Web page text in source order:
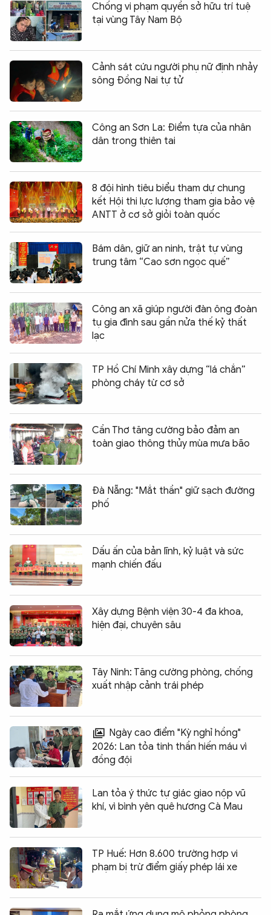
Chống vi phạm quyền sở hữu trí tuệ
tại vùng Tây Nam Bộ
Cảnh sát cứu người phụ nữ định nhảy
sông Đồng Nai tự tử
Công an Sơn La: Điểm tựa của nhân
dân trong thiên tai
8 đội hình tiêu biểu tham dự chung
kết Hội thi lực lượng tham gia bảo vệ
ANTT ở cơ sở giỏi toàn quốc
Bám dân, giữ an ninh, trật tự vùng
trung tâm “Cao sơn ngọc quế”
Công an xã giúp người đàn ông đoàn
tụ gia đình sau gần nửa thế kỷ thất
lạc
TP Hồ Chí Minh xây dựng “lá chắn”
phòng cháy từ cơ sở
Cần Thơ tăng cường bảo đảm an
toàn giao thông thủy mùa mưa bão
Đà Nẵng: "Mắt thần" giữ sạch đường
phố
Dấu ấn của bản lĩnh, kỷ luật và sức
mạnh chiến đấu
Xây dựng Bệnh viện 30-4 đa khoa,
hiện đại, chuyên sâu
Tây Ninh: Tăng cường phòng, chống
xuất nhập cảnh trái phép
Ngày cao điểm "Kỳ nghỉ hồng"
2026: Lan tỏa tinh thần hiến máu vì
đồng đội
Lan tỏa ý thức tự giác giao nộp vũ
khí, vì bình yên quê hương Cà Mau
TP Huế: Hơn 8.600 trường hợp vi
phạm bị trừ điểm giấy phép lái xe